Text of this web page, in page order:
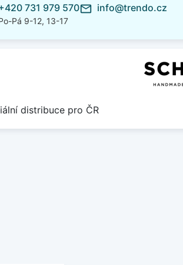
731 979 570
Pá 9-12, 13-17
mail_outline info@trendo.cz
distribuce pro ČR